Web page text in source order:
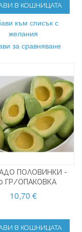
В КОШНИЦАТА
към списък с
желания
за сравняване
ПОЛОВИНКИ -
ГР/ОПАКОВКА
10,70 €
В КОШНИЦАТА